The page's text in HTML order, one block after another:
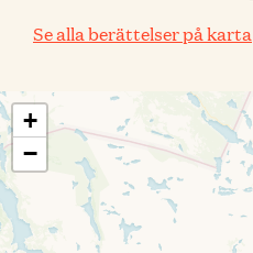
Se alla berättelser på karta
+
−